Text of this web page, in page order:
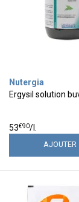
Nutergia
Ergysil solution
53€90/l.
AJOUTER